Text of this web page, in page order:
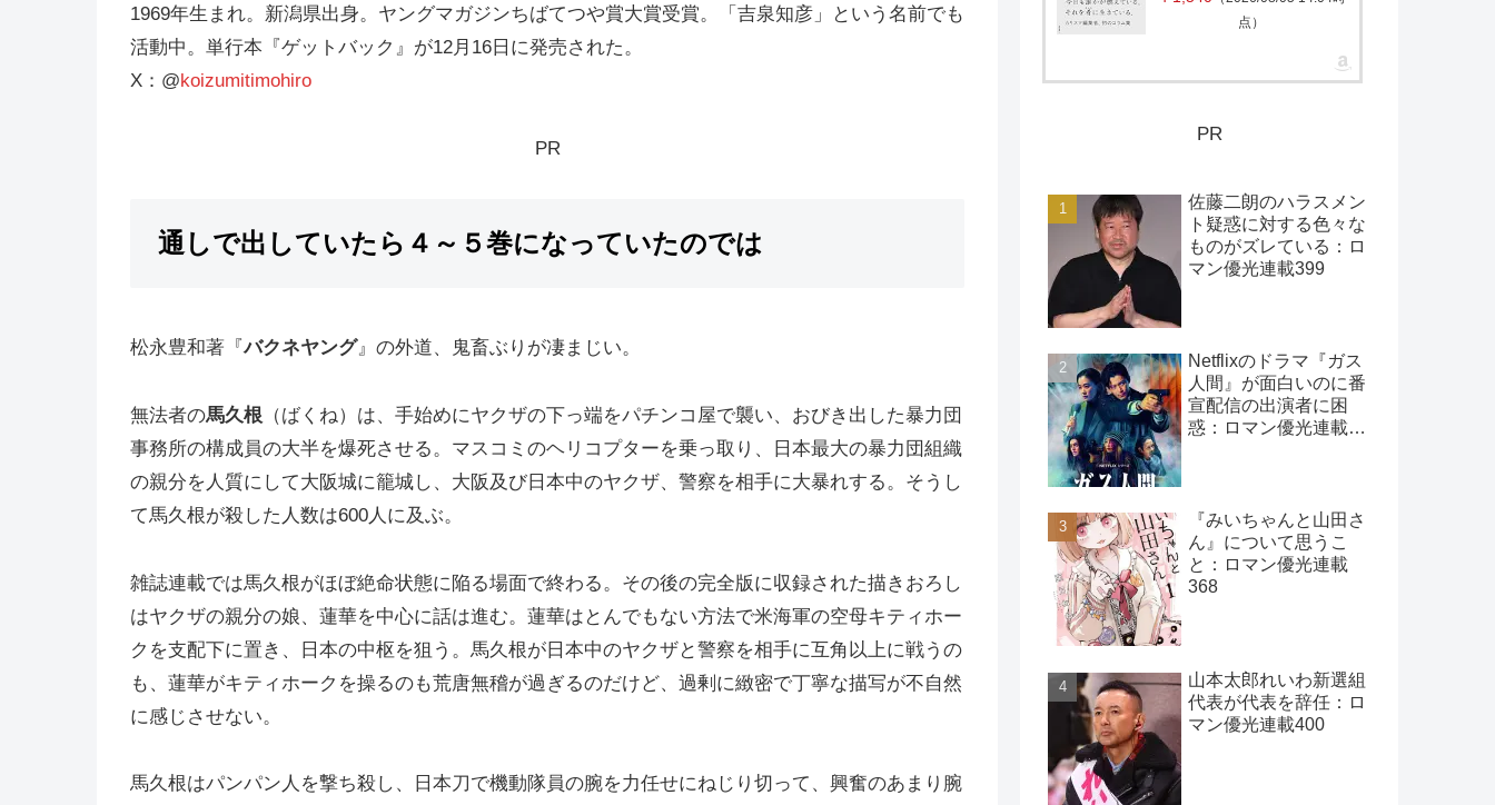
1969年生まれ。新潟県出身。ヤングマガジンちばてつや賞大賞受賞。「吉泉知彦」という名前でも
活動中。単行本『ゲットバック』が12月16日に発売された。
X： @koizumitimohiro
PR
通しで出していたら４～５巻になっていたのでは
松永豊和著『バクネヤング』の外道、鬼畜ぶりが凄まじい。
無法者の馬久根 （ばくね）は、手始めにヤクザの下っ端をパチンコ屋で襲い、おびき出した暴力団
事務所の構成員の大半を爆死させる。マスコミのヘリコプターを乗っ取り、日本最大の暴力団組織
の親分を人質にして大阪城に籠城し、大阪及び日本中のヤクザ、警察を相手に大暴れする。そうし
て馬久根が殺した人数は600人に及ぶ。
雑誌連載では馬久根がほぼ絶命状態に陥る場面で終わる。その後の完全版に収録された描きおろし
はヤクザの親分の娘、蓮華を中心に話は進む。蓮華はとんでもない方法で米海軍の空母キティホー
クを支配下に置き、日本の中枢を狙う。馬久根が日本中のヤクザと警察を相手に互角以上に戦うの
も、蓮華がキティホークを操るのも荒唐無稽が過ぎるのだけど、過剰に緻密で丁寧な描写が不自然
に感じさせない。
馬久根はパンパン人を撃ち殺し、日本刀で機動隊員の腕を力任せにねじり切って、興奮のあまり腕
点）
PR
佐藤二朗のハラスメン
ト疑惑に対する色々な
ものがズレている：ロ
マン優光連載399
Netflixのドラマ『ガス
人間』が面白いのに番
宣配信の出演者に困
惑：ロマン優光連載
『みいちゃんと山田さ
ん』について思うこ
と：ロマン優光連載
368
山本太郎れいわ新選組
代表が代表を辞任：ロ
マン優光連載400